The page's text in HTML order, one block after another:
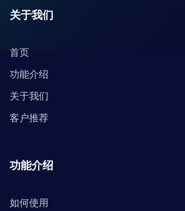
关于我们
首页
功能介绍
关于我们
客户推荐
功能介绍
如何使用